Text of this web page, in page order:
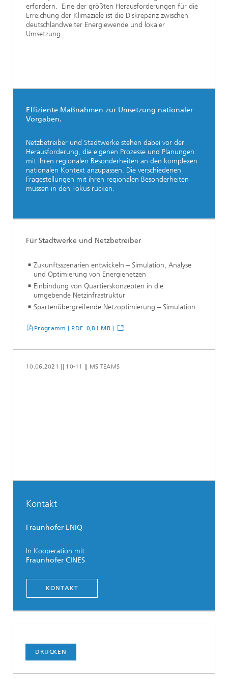
erfordern. Eine der größten Herausforderungen für die
Erreichung der Klimaziele ist die Diskrepanz zwischen
deutschlandweiter Energiewende und lokaler
Umsetzung.
Effiziente Maßnahmen zur Umsetzung nationaler
Vorgaben.
Netzbetreiber und Stadtwerke stehen dabei vor der
Herausforderung, die eigenen Prozesse und Planungen
mit ihren regionalen Besonderheiten an den komplexen
nationalen Kontext anzupassen. Die verschiedenen
Fragestellungen mit ihren regionalen Besonderheiten
müssen in den Fokus rücken.
Für Stadtwerke und Netzbetreiber
Zukunftsszenarien entwickeln – Simulation, Analyse
und Optimierung von Energienetzen
Einbindung von Quartierskonzepten in die
umgebende Netzinfrastruktur
Spartenübergreifende Netzoptimierung – Simulation...
Programm [ PDF 0,81 MB ]
10.06.2021 || 10-11 || MS TEAMS
Kontakt
Fraunhofer ENIQ
In Kooperation mit:
Fraunhofer CINES
KONTAKT
DRUCKEN